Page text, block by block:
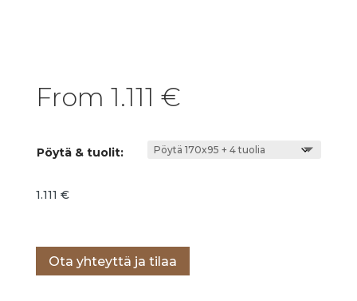
From 1.111 €
Pöytä & tuolit:
1.111 €
Ota yhteyttä ja tilaa